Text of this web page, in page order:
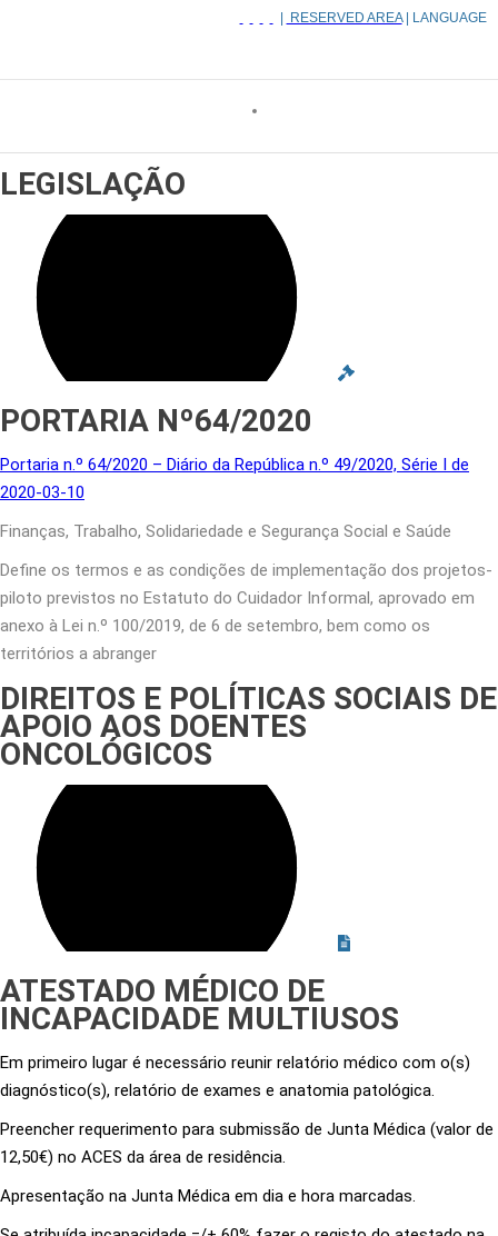
RESERVED AREA| LANGUAGE
LEGISLAÇÃO
PORTARIA Nº64/2020
Portaria n.º 64/2020 – Diário da República n.º 49/2020, Série I de
2020-03-10
Finanças, Trabalho, Solidariedade e Segurança Social e Saúde
Define os termos e as condições de implementação dos projetos-
piloto previstos no Estatuto do Cuidador Informal, aprovado em
anexo à Lei n.º 100/2019, de 6 de setembro, bem como os
territórios a abranger
DIREITOS E POLÍTICAS SOCIAIS DE
APOIO AOS DOENTES
ONCOLÓGICOS
ATESTADO MÉDICO DE
INCAPACIDADE MULTIUSOS
Em primeiro lugar é necessário reunir relatório médico com o(s)
diagnóstico(s), relatório de exames e anatomia patológica.
Preencher requerimento para submissão de Junta Médica (valor de
12,50€) no ACES da área de residência.
Apresentação na Junta Médica em dia e hora marcadas.